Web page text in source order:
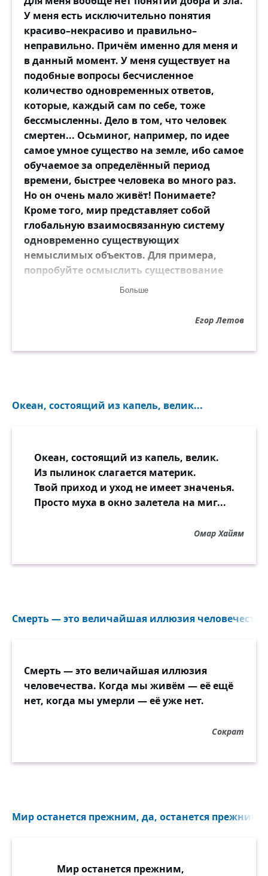
У меня есть исключительно понятия
красиво–некрасиво и правильно–
неправильно. Причём именно для меня и
в данный момент. У меня существует на
подобные вопросы бесчисленное
количество одновременных ответов,
которые, каждый сам по себе, тоже
бессмысленны. Дело в том, что человек
смертен... Осьминог, например, по идее
самое умное существо на земле, ибо самое
обучаемое за определённый период
времени, быстрее человека во много раз.
Но он очень мало живёт! Понимаете?
Кроме того, мир представляет собой
глобальную взаимосвязанную систему
одновременно существующих
немыслимых объектов. Для примера,
попробуйте осмыслить существование
хищной лошади, лазающей по деревьям,
переходный период между мезозоем и
У меня, собственно, про это большинство
Больше
Егор Летов
Океан, состоящий из капель, велик...
Океан, состоящий из капель, велик.
Из пылинок слагается материк.
Твой приход и уход не имеет значенья.
Просто муха в окно залетела на миг...
Омар Хайям
Смерть — это величайшая иллюзия
Смерть — это величайшая иллюзия
человечества. Когда мы живём — её ещё
нет, когда мы умерли — её уже нет.
Сократ
Мир останется прежним, да, останется прежним...
Мир останется прежним,